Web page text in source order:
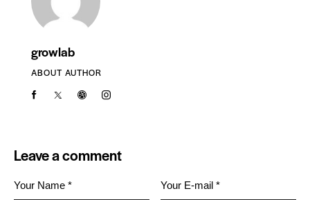
growlab
ABOUT AUTHOR
Leave a comment